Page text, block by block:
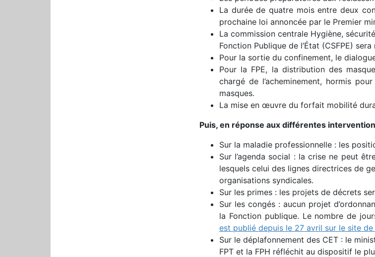
La durée de quatre mois entre deux
prochaine loi annoncée par le Premier
La commission centrale Hygiène,
Fonction Publique de l’État (CSFPE)
Pour la sortie du confinement, le
Pour la FPE, la distribution des
chargé de l’acheminement, hormis
masques.
La mise en œuvre du forfait mobilité
Puis, en réponse aux différentes
Sur la maladie professionnelle : les
Sur l’agenda social : la crise ne peut
lesquels celui des lignes directrices de
organisations syndicales.
Sur les primes : les projets de décrets
Sur les congés : aucun projet
la Fonction publique. Le nombre de
est publié depuis le 27 avril sur le site de
Sur le déplafonnement des CET : le
FPT et la FPH réfléchit au dispositif le